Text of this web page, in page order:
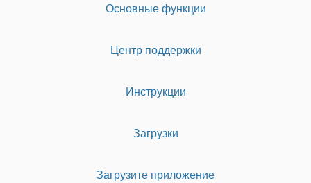
Основные функции
Центр поддержки
Инструкции
Загрузки
Загрузите приложение